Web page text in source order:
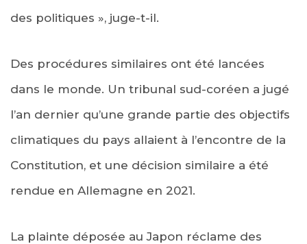
des politiques », juge-t-il.
Des procédures similaires ont été lancées
dans le monde. Un tribunal sud-coréen a jugé
l’an dernier qu’une grande partie des objectifs
climatiques du pays allaient à l’encontre de la
Constitution, et une décision similaire a été
rendue en Allemagne en 2021.
La plainte déposée au Japon réclame des